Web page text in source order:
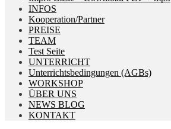
INFOS
Kooperation/Partner
PREISE
TEAM
Test Seite
UNTERRICHT
Unterrichtsbedingungen (AGBs)
WORKSHOP
ÜBER UNS
NEWS BLOG
KONTAKT